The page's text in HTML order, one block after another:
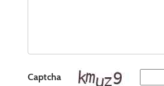
Captcha